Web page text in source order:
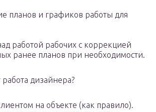
планов и графиков работы для
работой рабочих с коррекцией
ранее планов при необходимости.
дизайнера?
на объекте (как правило).